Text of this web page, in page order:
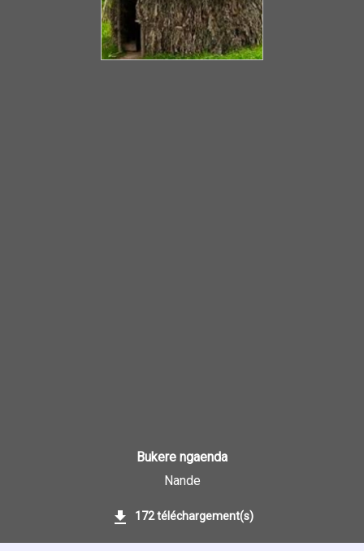
Bukere ngaenda
Nande
172 téléchargement(s)